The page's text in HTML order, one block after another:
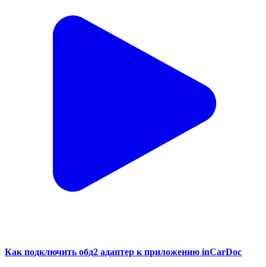
Как подключить обд2 адаптер к приложению inCarDoc